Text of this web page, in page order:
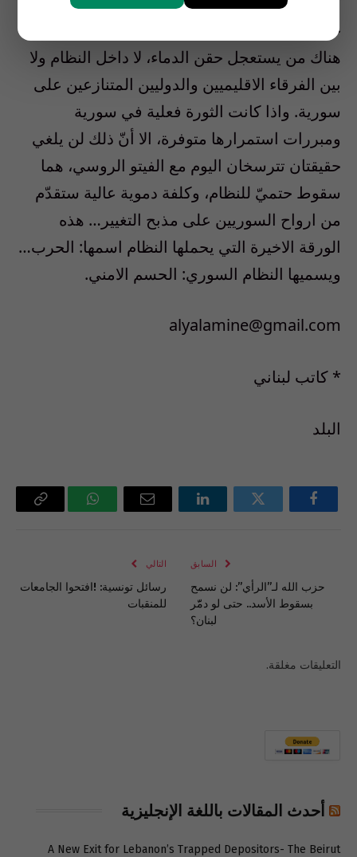
خلاصة ما ينتظر سورية اليوم ازمة تطول: ليس
هناك من يستعجل حقن الدماء، لا داخل النظام ولا
بين الفرقاء الاقليميين والدوليين المتنازعين على
سورية. واذا كانت الثورة فعلية في سورية
ومبررات استمرارها متوفرة، الا أنّ ذلك لن يلغي
حقيقتان تترسخان اليوم مع الفيتو الروسي، هما
سقوط حتميّ للنظام، وكلفة دموية عالية ستقدّم
من ارواح السوريين على مذبح التغيير… هذه
الورقة الاخيرة التي يحملها النظام اسمها: الحرب…
ويسميها النظام السوري: الحسم الامني.
alyalamine@gmail.com
* كاتب لبناني
البلد
فيسبوك تويتر لينكدإن
البريد
واتساب Copy
السابق
حزب الله لـ”الرأي”: لن نسمح
بسقوط الأسد.. حتى لو دمّّر
لبنان؟
التالي
رسائل تونسية: !افتحوا الجامعات
للمنقبات
التعليقات مغلقة.
أحدث المقالات باللغة الإنجليزية
A New Exit for Lebanon’s Trapped Depositors- The Beirut